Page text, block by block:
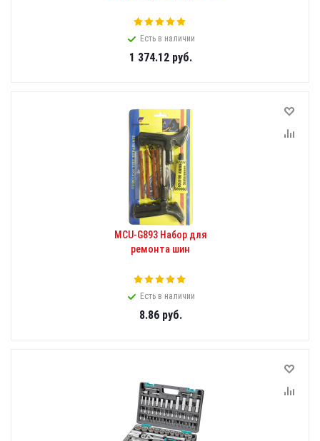
Есть в наличии
1 374.12руб.
MCU-G893 Набор для
ремонта шин
Есть в наличии
8.86руб.